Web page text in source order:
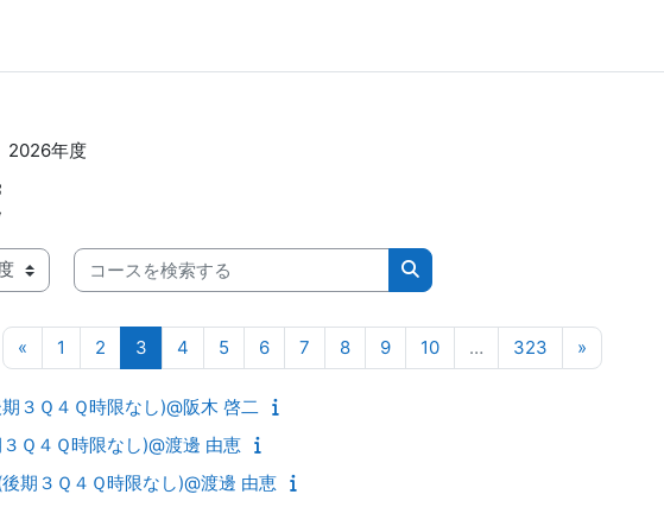
2026年度
コースを検索する
コースを検索する
«前のページ
1 ページ 1
2ページ 2
3ページ 3
4ページ 4
5ページ 5
6ページ 6
7ページ 7
8ページ 8
9ページ 9
10ページ 10
… 323ページ 323
»次のページ
３Ｑ４Ｑ時限なし)@阪木 啓二
Ｑ４Ｑ時限なし)@渡邊 由恵
期３Ｑ４Ｑ時限なし)@渡邊 由恵